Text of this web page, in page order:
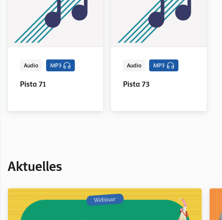
Audio MP3
Pista 71
Audio MP3
Pista 73
Aktuelles